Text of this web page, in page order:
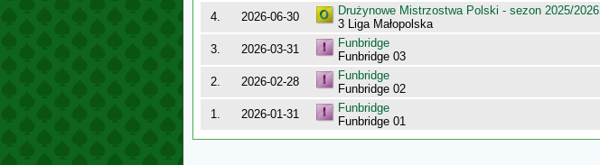
4.
2026-06-30
Drużynowe Mistrzostwa Polski - sezon 2025/2026
3 Liga Małopolska
3. 2026-03-31
Funbridge
Funbridge 03
2. 2026-02-28
Funbridge
Funbridge 02
1. 2026-01-31
Funbridge
Funbridge 01